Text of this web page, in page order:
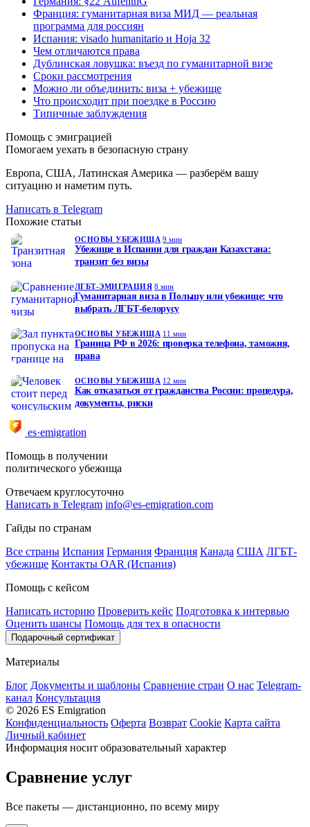
Франция: гуманитарная виза МИД — реальная
программа для россиян
Испания: visado humanitario и Hoja 32
Чем отличаются права
Дублинская ловушка: въезд по гуманитарной визе
Сроки рассмотрения
Можно ли объединить: виза + убежище
Что происходит при поездке в Россию
Типичные заблуждения
Помощь с эмиграцией
Помогаем уехать в безопасную страну
Европа, США, Латинская Америка — разберём вашу
ситуацию и наметим путь.
Написать в Telegram
Похожие статьи
ОСНОВЫ УБЕЖИЩА 9 мин
Убежище в Испании для граждан Казахстана:
транзит без визы
ЛГБТ-ЭМИГРАЦИЯ 8 мин
Гуманитарная виза в Польшу или убежище: что
выбрать ЛГБТ-белорусу
ОСНОВЫ УБЕЖИЩА 11 мин
Граница РФ в 2026: проверка телефона, таможня,
права
ОСНОВЫ УБЕЖИЩА 12 мин
Как отказаться от гражданства России: процедура,
документы, риски
es·emigration
Помощь в получении
политического убежища
Отвечаем круглосуточно
Написать в Telegram info@es-emigration.com
Гайды по странам
Все страны Испания Германия Франция Канада США ЛГБТ-
убежище Контакты OAR (Испания)
Помощь с кейсом
Написать историю Проверить кейс Подготовка к интервью
Оценить шансы Помощь для тех в опасности
Подарочный сертификат
Материалы
Блог Документы и шаблоны Сравнение стран О нас Telegram-
канал Консультация
© 2026 ES Emigration
Конфиденциальность Оферта Возврат Cookie Карта сайта
Личный кабинет
Информация носит образовательный характер
Сравнение услуг
Все пакеты — дистанционно, по всему миру